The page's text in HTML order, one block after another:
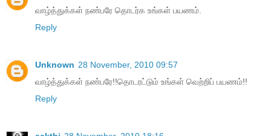
வாழ்த்துக்கள் நண்பரே தொடர்க உங்கள் பயணம்.
Reply
Unknown 28 November, 2010 09:57
வாழ்த்துக்கள் நண்பரே!!தொடரட்டும் உங்கள் வெற்றிப் பயணம்!!
Reply